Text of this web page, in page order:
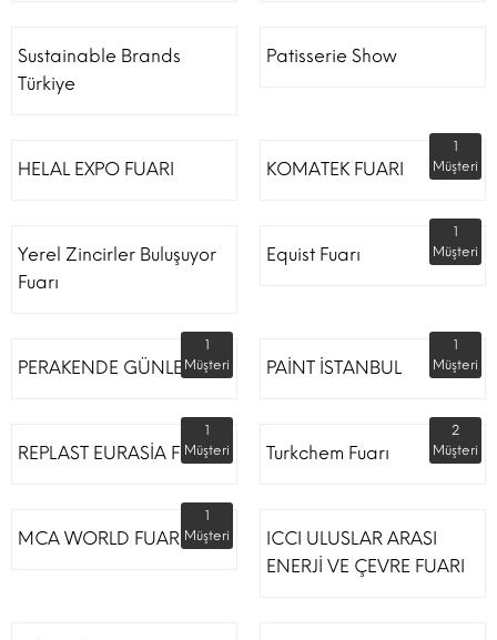
Sustainable Brands
Türkiye
Patisserie Show
HELAL EXPO FUARI KOMATEK FUARI
1
Müşteri
Yerel Zincirler Buluşuyor
Fuarı
Equist Fuarı
1
Müşteri
PERAKENDE GÜNLERİ
1
Müşteri
PAİNT İSTANBUL
1
Müşteri
REPLAST EURASİA FUARI
1
Müşteri
Turkchem Fuarı
2
Müşteri
MCA WORLD FUARI
1
Müşteri
ICCI ULUSLAR ARASI
ENERJİ VE ÇEVRE FUARI